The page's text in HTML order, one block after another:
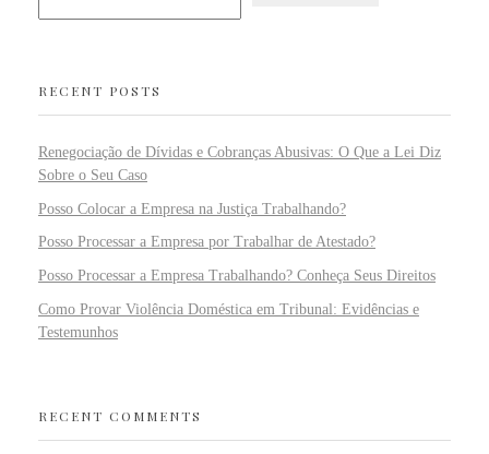
RECENT POSTS
Renegociação de Dívidas e Cobranças Abusivas: O Que a Lei Diz
Sobre o Seu Caso
Posso Colocar a Empresa na Justiça Trabalhando?
Posso Processar a Empresa por Trabalhar de Atestado?
Posso Processar a Empresa Trabalhando? Conheça Seus Direitos
Como Provar Violência Doméstica em Tribunal: Evidências e
Testemunhos
RECENT COMMENTS